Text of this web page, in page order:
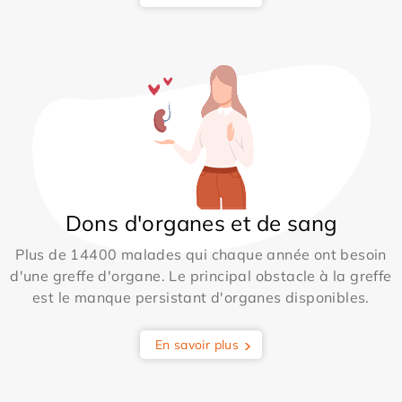
Dons d'organes et de sang
Plus de 14400 malades qui chaque année ont besoin
d'une greffe d'organe. Le principal obstacle à la greffe
est le manque persistant d'organes disponibles.
En savoir plus